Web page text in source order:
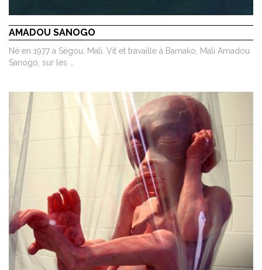
AMADOU SANOGO
Né en 1977 à Ségou, Mali. Vit et travaille à Bamako, Mali Amadou
Sanogo, sur les …